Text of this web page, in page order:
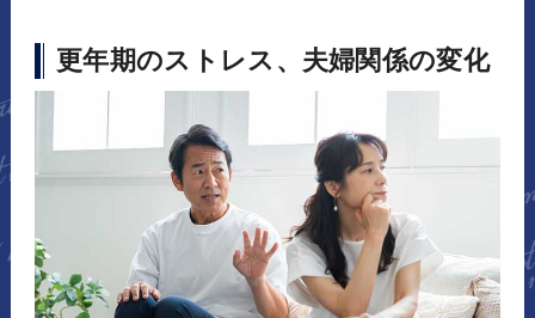
更年期のストレス、夫婦関係の変化